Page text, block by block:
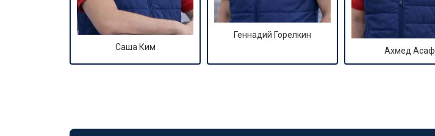
Саша Ким
Геннадий Горелкин
Ахмед Асаф